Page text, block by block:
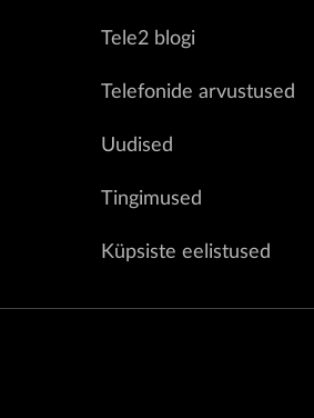
Tele2 blogi
Telefonide arvustused
Uudised
Tingimused
Küpsiste eelistused